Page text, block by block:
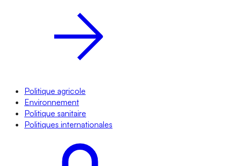
Politique agricole
Environnement
Politique sanitaire
Politiques internationales